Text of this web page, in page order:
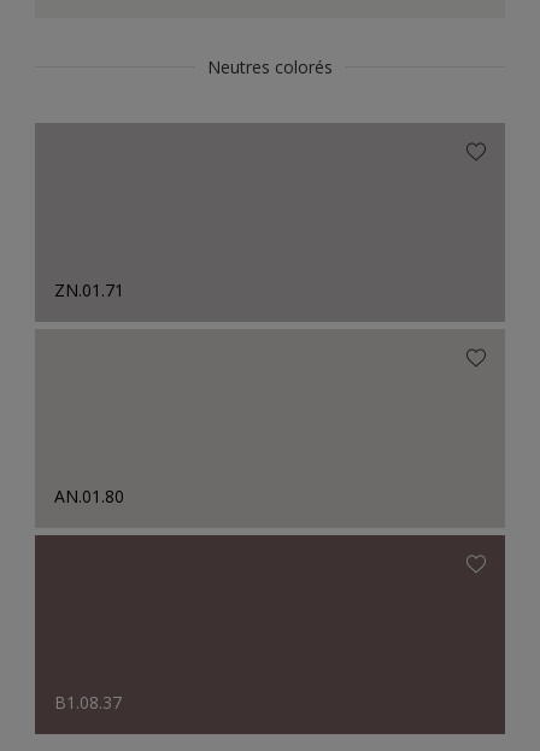
Neutres colorés
ZN.01.71
AN.01.80
B1.08.37